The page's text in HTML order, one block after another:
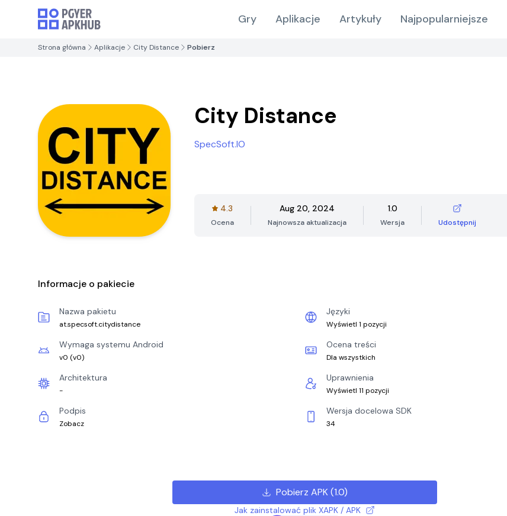
Gry Aplikacje Artykuły Najpopularniejsze
Strona główna Aplikacje City Distance Pobierz
City Distance
SpecSoft.IO
4.3
Ocena
Aug 20, 2024
Najnowsza aktualizacja
1.0
Wersja Udostępnij
Informacje o pakiecie
Nazwa pakietu
at.specsoft.citydistance
Języki
Wyświetl 1 pozycji
Wymaga systemu Android
v0 (v0)
Ocena treści
Dla wszystkich
Architektura
-
Uprawnienia
Wyświetl 11 pozycji
Podpis
Zobacz
Wersja docelowa SDK
34
Pobierz APK(1.0)
Jak zainstalować plik XAPK / APK